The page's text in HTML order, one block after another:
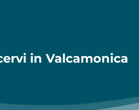
in Valcamonica